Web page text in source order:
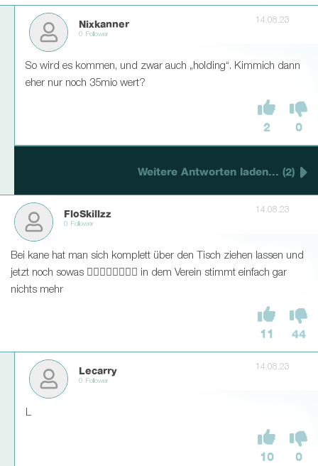
Nixkanner
0 Follower
14.08.23
So wird es kommen, und zwar auch „holding“. Kimmich dann
eher nur noch 35mio wert?
2 0
Weitere Antworten laden... (2)
FloSkillzz
0 Follower
14.08.23
Bei kane hat man sich komplett über den Tisch ziehen lassen und
jetzt noch sowas 🤦‍♂🤦‍♂🤦‍♂🤦‍♂ in dem Verein stimmt einfach gar
nichts mehr
11 44
Lecarry
0 Follower
14.08.23
L
10 0